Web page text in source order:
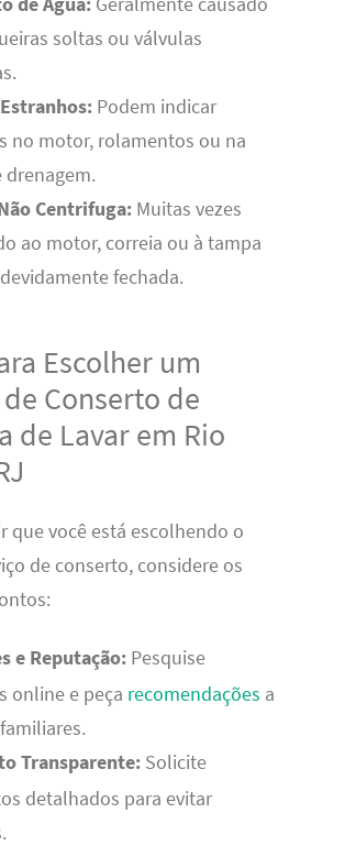
soltas ou válvulas
Podem indicar
no motor, rolamentos ou na
drenagem.
Centrifuga: Muitas vezes
ao motor, correia ou à tampa
fechada.
Escolher um
Conserto de
de Lavar em Rio
que você está escolhendo o
de conserto, considere os
e Reputação:Pesquise
online e peça recomendações a
Transparente:Solicite
detalhados para evitar